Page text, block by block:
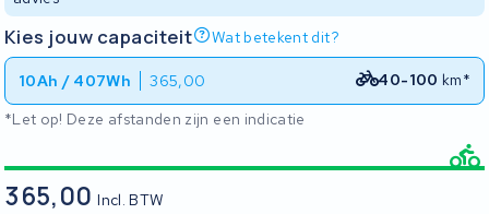
Kies jouw capaciteit Wat betekent dit?
10Ah / 407Wh 365,00 40-100 km*
*Let op! Deze afstanden zijn een indicatie
365,00Incl. BTW